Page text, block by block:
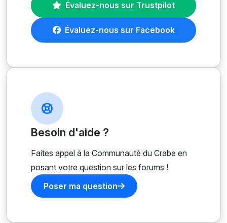
Évaluez-nous sur Trustpilot
Évaluez-nous sur Facebook
Besoin d'aide ?
Faites appel à la Communauté du Crabe en
posant votre question sur les forums !
Poser ma question